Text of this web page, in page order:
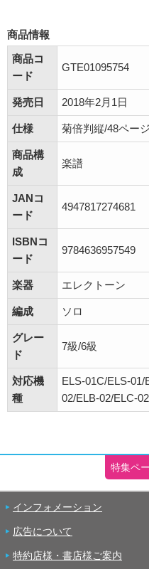
商品情報
商品コ
ード
GTE01095754
発売日 2018年2月1日
仕様 菊倍判縦/48ページ
商品構
成
楽譜
JANコ
ード
4947817274681
ISBNコ
ード
9784636957549
楽器 エレクトーン
編成 ソロ
グレー
ド
7級/6級
対応機
種
ELS-01C/ELS-
02/ELB-02/ELC-02
特集ペ
インフォメーション
広告について
特約店様・書店様ご案内